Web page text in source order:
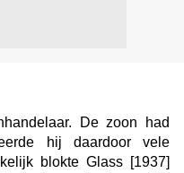
De zoon had
hij daardoor vele
blokte Glass [1937]